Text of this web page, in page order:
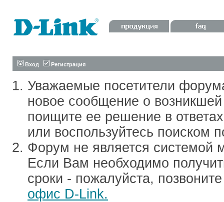
Вход Регистрация
Уважаемые посетители
новое сообщение о
поищите ее решение в
или воспользуйтесь поиском
Форум не является системой
Если Вам необходимо
сроки - пожалуйста,
офис D-Link.